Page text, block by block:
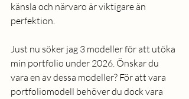
känsla och närvaro är viktigare än
perfektion.
Just nu söker jag 3 modeller för att utöka
min portfolio under 2026. Önskar du
vara en av dessa modeller? För att vara
portfoliomodell behöver du dock vara